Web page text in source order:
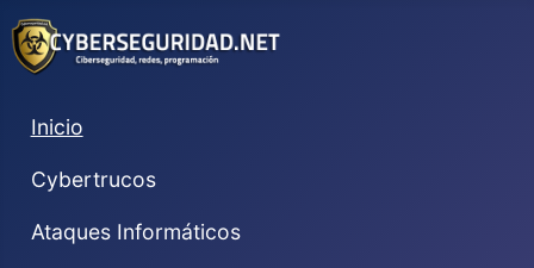
Inicio
Cybertrucos
Ataques Informáticos